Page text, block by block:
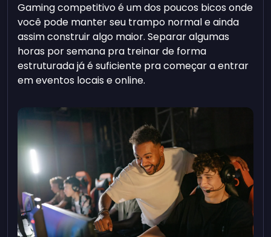
Gaming competitivo é um dos poucos bicos onde
você pode manter seu trampo normal e ainda
assim construir algo maior. Separar algumas
horas por semana pra treinar de forma
estruturada já é suficiente pra começar a entrar
em eventos locais e online.